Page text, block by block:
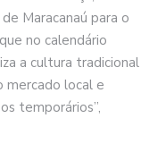
Maracanaú para o
no calendário
a cultura tradicional
mercado local e
temporários”,